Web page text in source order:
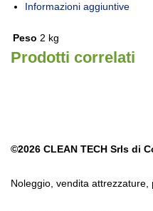
Informazioni aggiuntive
Peso 2 kg
Prodotti correlati
©2026 CLEAN TECH Srls di
Noleggio, vendita attrezzature,